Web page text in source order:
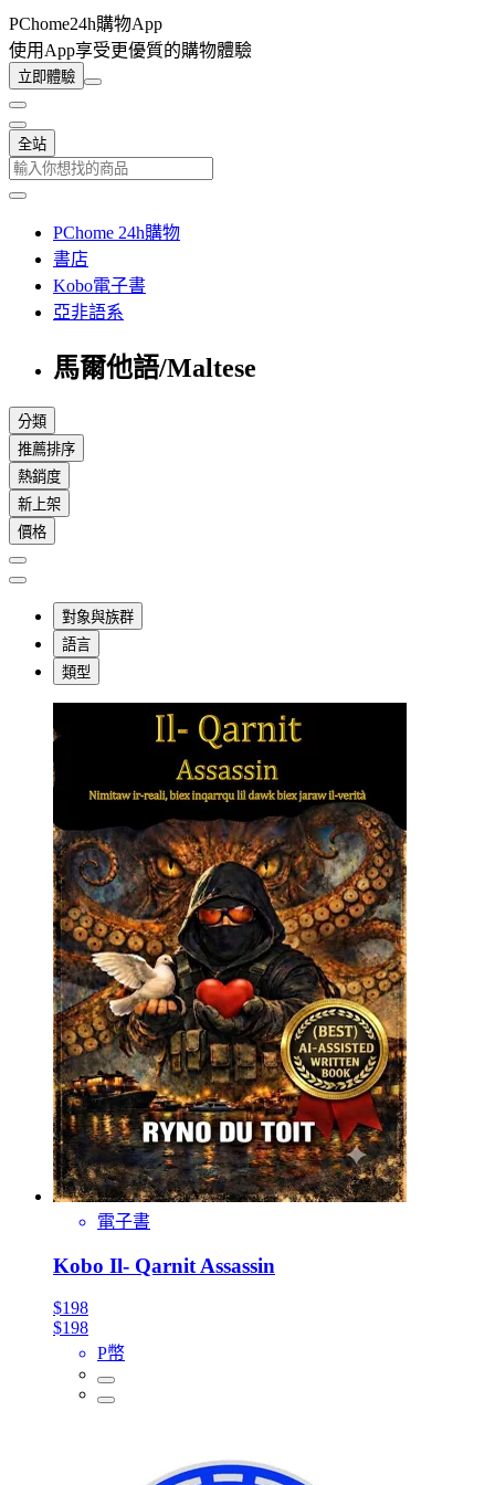
PChome24h購物App
使用App享受更優質的購物體驗
立即體驗
全站
PChome 24h購物
書店
Kobo電子書
亞非語系
馬爾他語/Maltese
分類
推薦排序
熱銷度
新上架
價格
對象與族群
語言
類型
電子書
Kobo Il- Qarnit Assassin
$198
$198
P幣